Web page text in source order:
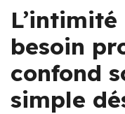
besoin
confond
simple